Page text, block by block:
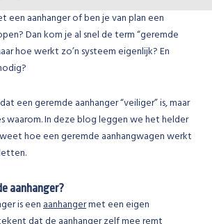
een aanhanger of ben je van plan een
Dan kom je al snel de term “geremde
hoe werkt zo’n systeem eigenlijk? En
een geremde aanhanger “veiliger” is, maar
waarom. In deze blog leggen we het helder
hoe een geremde aanhangwagen werkt
aanhanger?
is eenaanhangermet een eigen